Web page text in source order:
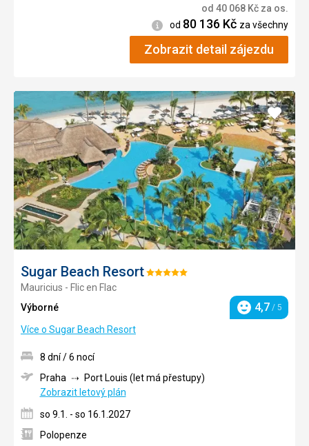
od 40 068 Kč za os.
Informace
od 80 136 Kč za všechny
Zobrazit detail zájezdu
Sugar Beach ResortHodnocení:
Mauricius - Flic en Flac
Výborné
Hodnocení
4,7 / 5
Více o Sugar Beach Resort
Přidat
do
8 dní / 6 nocí
Praha
Port Louis (let má přestupy)
Zobrazit letový plán
so 9.1. - so 16.1.2027
Polopenze